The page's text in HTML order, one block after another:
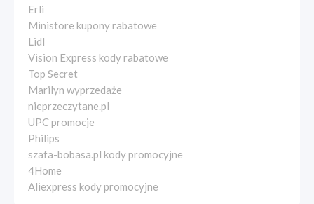
Erli
Ministore kupony rabatowe
Lidl
Vision Express kody rabatowe
Top Secret
Marilyn wyprzedaże
nieprzeczytane.pl
UPC promocje
Philips
szafa-bobasa.pl kody promocyjne
4Home
Aliexpress kody promocyjne